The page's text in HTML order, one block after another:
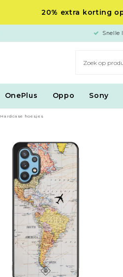
20% extra korting
Snelle
OnePlus Oppo Sony
Hardcase hoesjes